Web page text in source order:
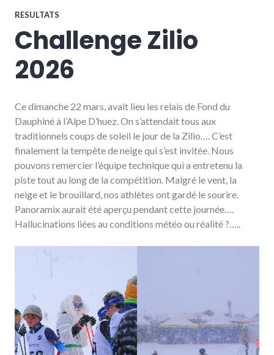
RESULTATS
Challenge Zilio
2026
Ce dimanche 22 mars, avait lieu les relais de Fond du
Dauphiné à l’Alpe D’huez. On s’attendait tous aux
traditionnels coups de soleil le jour de la Zilio…. C’est
finalement la tempête de neige qui s’est invitée. Nous
pouvons remercier l’équipe technique qui a entretenu la
piste tout au long de la compétition. Malgré le vent, la
neige et le brouillard, nos athlètes ont gardé le sourire.
Panoramix aurait été aperçu pendant cette journée….
Hallucinations liées au conditions météo ou réalité ?…..